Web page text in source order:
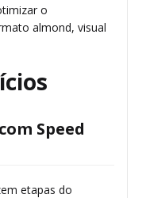
o
almond, visual
Speed
etapas do